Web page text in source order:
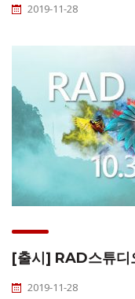
2019-11-28
[출시] RAD스튜디
2019-11-28